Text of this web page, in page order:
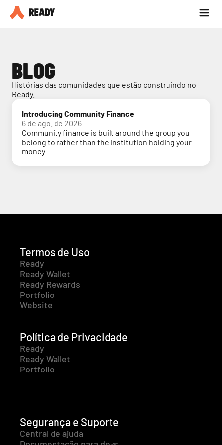
Seja parceiro
BLOG
Histórias das comunidades que estão construindo no
Ready.
Introducing Community Finance
6 de ago. de 2026
Community finance is built around the group you
belong to rather than the institution holding your
money
Termos de Uso
Ready
Ready Wallet
Ready Rewards
Portfolio
Website
Política de Privacidade
Ready
Ready Wallet
Portfolio
Segurança e Suporte
Central de ajuda